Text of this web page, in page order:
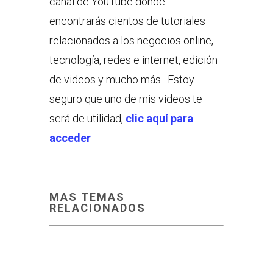
encontrarás cientos de tutoriales
relacionados a los negocios online,
tecnología, redes e internet, edición
de videos y mucho más…Estoy
seguro que uno de mis videos te
será de utilidad, clic aquí para
acceder
MAS TEMAS
RELACIONADOS